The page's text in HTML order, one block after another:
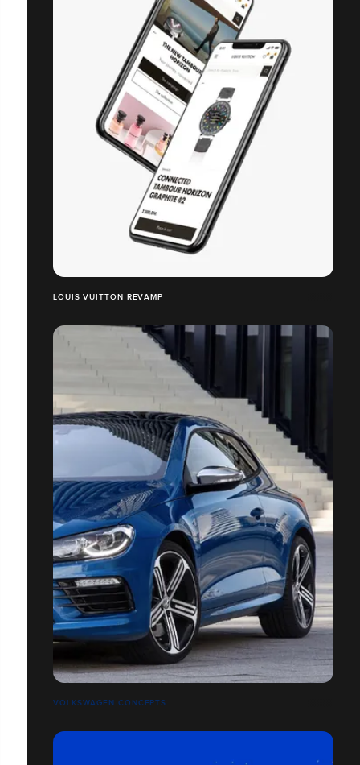
LOUIS VUITTON REVAMP
VOLKSWAGEN CONCEPTS